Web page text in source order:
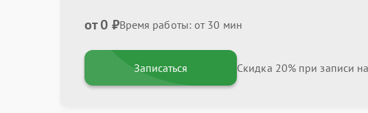
от 0 ₽Время работы: от 30 мин
Записаться Скидка 20% при записи